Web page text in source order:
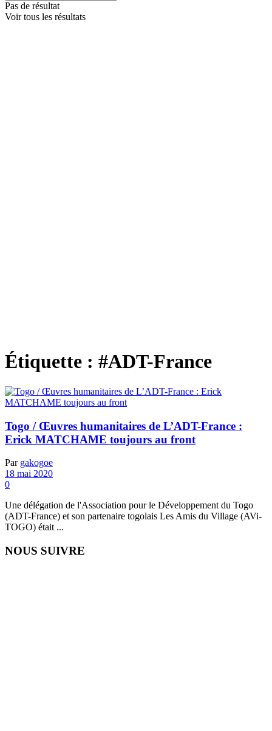
Pas de résultat
Voir tous les résultats
Étiquette : #ADT-France
Togo / Œuvres humanitaires de L’ADT-France :
Erick MATCHAME toujours au front
Par gakogoe
18 mai 2020
0
Une délégation de l'Association pour le Développement du Togo
(ADT-France) et son partenaire togolais Les Amis du Village (AVi-
TOGO) était ...
NOUS SUIVRE